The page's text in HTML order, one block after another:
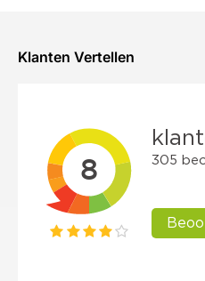
Klanten Vertellen